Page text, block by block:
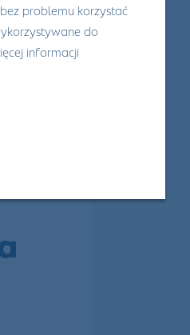
problemu korzystać
do
informacji